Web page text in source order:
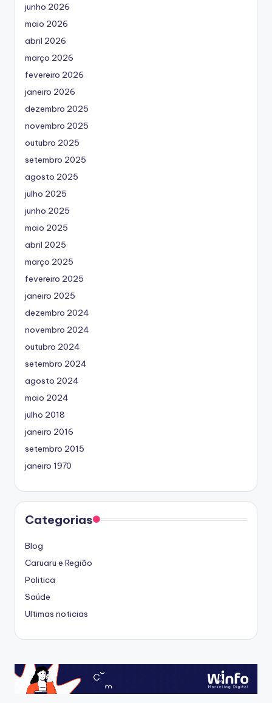
junho 2026
maio 2026
abril 2026
março 2026
fevereiro 2026
janeiro 2026
dezembro 2025
novembro 2025
outubro 2025
setembro 2025
agosto 2025
julho 2025
junho 2025
maio 2025
abril 2025
março 2025
fevereiro 2025
janeiro 2025
dezembro 2024
novembro 2024
outubro 2024
setembro 2024
agosto 2024
maio 2024
julho 2018
janeiro 2016
setembro 2015
janeiro 1970
Categorias
Blog
Caruaru e Região
Politica
Saúde
Ultimas noticias